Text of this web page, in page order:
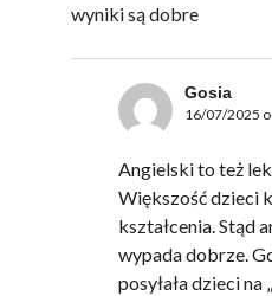
wyniki są dobre
Gosia
16/07/2025
Angielski to też
Większość dzieci
kształcenia. Stąd
wypada dobrze.
posyłała dzieci